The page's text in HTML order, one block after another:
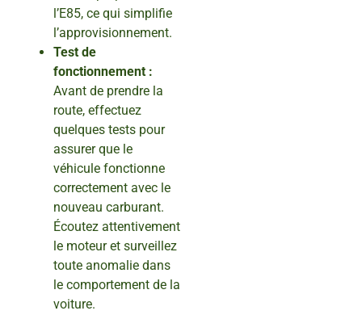
l’E85, ce qui simplifie
l’approvisionnement.
Test de
fonctionnement :
Avant de prendre la
route, effectuez
quelques tests pour
assurer que le
véhicule fonctionne
correctement avec le
nouveau carburant.
Écoutez attentivement
le moteur et surveillez
toute anomalie dans
le comportement de la
voiture.